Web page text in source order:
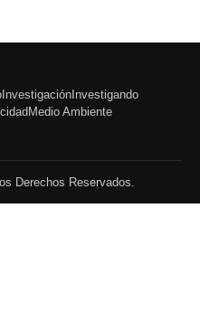
InvestigaciónInvestigando
Medio Ambiente
Derechos Reservados.